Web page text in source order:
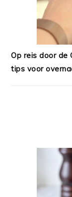
Op reis door de
tips voor